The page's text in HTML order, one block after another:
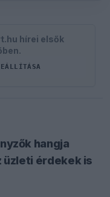
hírei elsők
hangja
üzleti érdekek is